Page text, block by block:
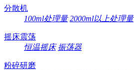
分散机
100ml处理量 2000ml以上处理量
摇床震荡
恒温摇床 振荡器
粉碎研磨